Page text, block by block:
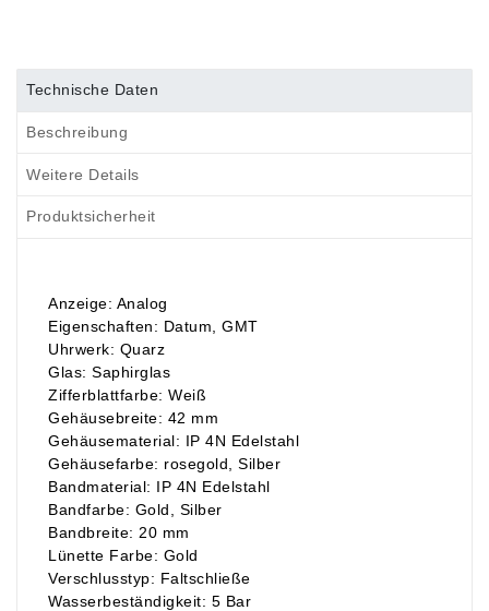
Technische Daten
Beschreibung
Weitere Details
Produktsicherheit
Anzeige: Analog
Eigenschaften: Datum, GMT
Uhrwerk: Quarz
Glas: Saphirglas
Zifferblattfarbe: Weiß
Gehäusebreite: 42 mm
Gehäusematerial: IP 4N Edelstahl
Gehäusefarbe: rosegold, Silber
Bandmaterial: IP 4N Edelstahl
Bandfarbe: Gold, Silber
Bandbreite: 20 mm
Lünette Farbe: Gold
Verschlusstyp: Faltschließe
Wasserbeständigkeit: 5 Bar